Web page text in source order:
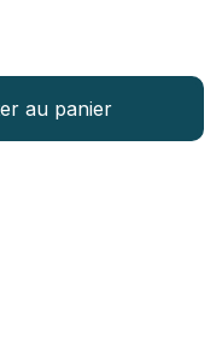
au panier